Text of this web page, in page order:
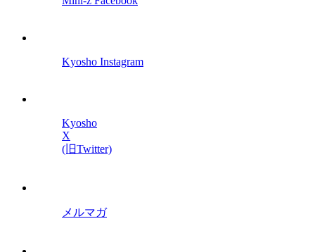
Kyosho Instagram
Kyosho
X
(旧Twitter)
メルマガ